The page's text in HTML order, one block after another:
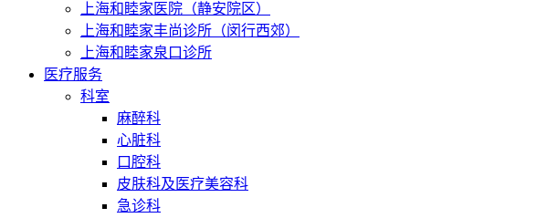
上海和睦家医院（静安院区）
上海和睦家丰尚诊所（闵行西郊）
上海和睦家泉口诊所
医疗服务
科室
麻醉科
心脏科
口腔科
皮肤科及医疗美容科
急诊科